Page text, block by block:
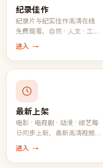
纪录佳作
纪录片与纪实佳作高清在线
免费观看，自然 · 人文 · 工艺
一应俱全
进入 →
最新上架
电影 · 电视剧 · 动漫 · 综艺每
日同步上新，最新高清视频
持续免费观看
进入 →